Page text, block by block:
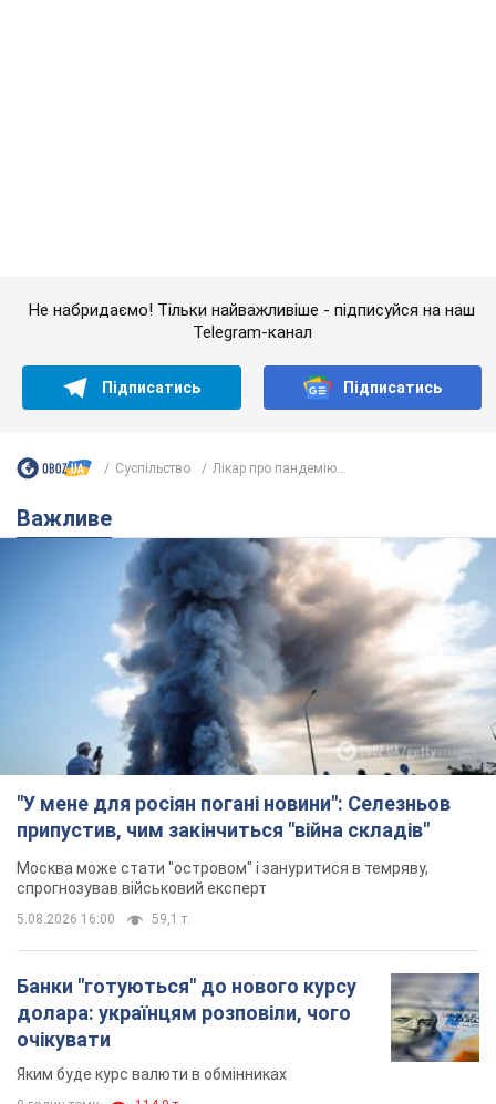
"У мене для росіян погані новини": Селезньов
припустив, чим закінчиться "війна складів"
Москва може стати "островом" і зануритися в темряву,
спрогнозував військовий експерт
5.08.2026 16:00 59,1 т.
Банки "готуються" до нового курсу
долара: українцям розповіли, чого
очікувати
9 годин тому 114,0 т.
"Джипінг руйнує екосистеми, які
формувалися сотні років": у
субальпійські луки – рідкісні природні
комплекси, які формувалися протягом сотень років
9 годин тому